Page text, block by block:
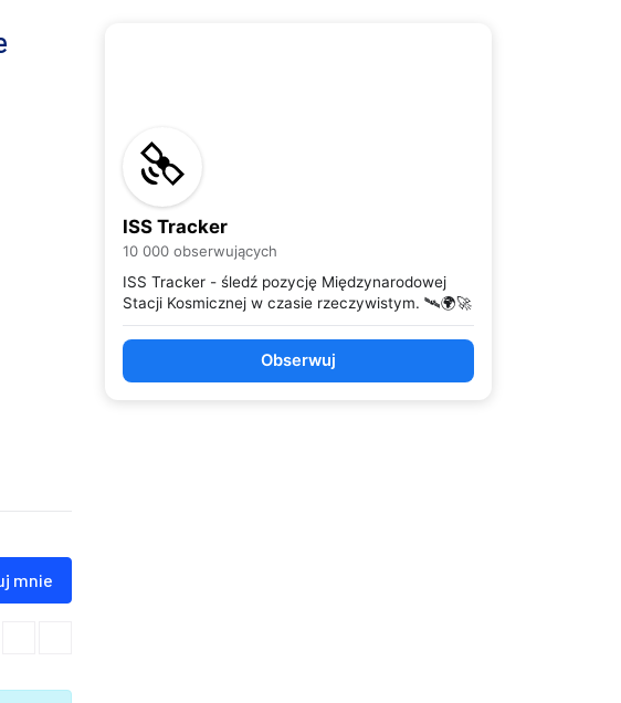
mnie
ISS Tracker
10 000 obserwujących
ISS Tracker - śledź pozycję Międzynarodowej
Stacji Kosmicznej w czasie rzeczywistym. 🛰️🌍🚀
Obserwuj